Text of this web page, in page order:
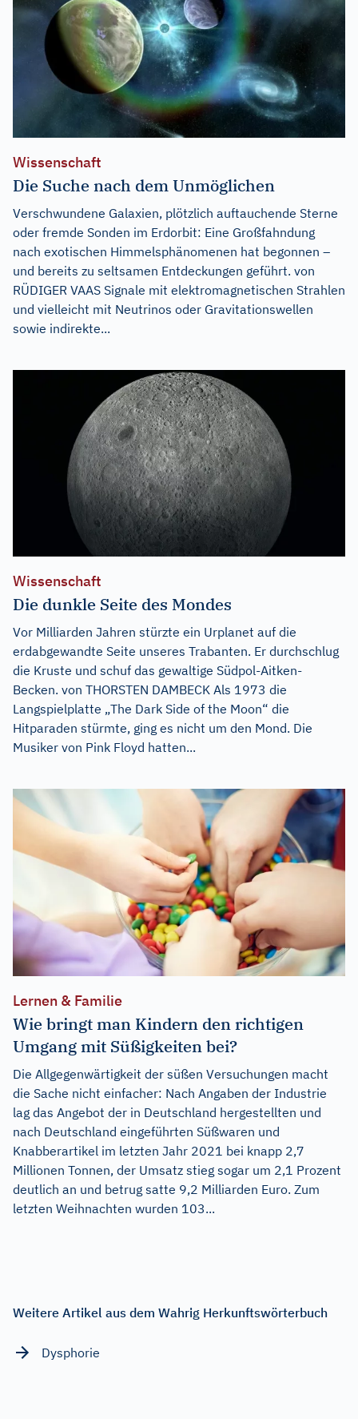
Wissenschaft
Die Suche nach dem Unmöglichen
Verschwundene Galaxien, plötzlich auftauchende Sterne
oder fremde Sonden im Erdorbit: Eine Großfahndung
nach exotischen Himmelsphänomenen hat begonnen –
und bereits zu seltsamen Entdeckungen geführt. von
RÜDIGER VAAS Signale mit elektromagnetischen Strahlen
und vielleicht mit Neutrinos oder Gravitationswellen
sowie indirekte...
Wissenschaft
Die dunkle Seite des Mondes
Vor Milliarden Jahren stürzte ein Urplanet auf die
erdabgewandte Seite unseres Trabanten. Er durchschlug
die Kruste und schuf das gewaltige Südpol-Aitken-
Becken. von THORSTEN DAMBECK Als 1973 die
Langspielplatte „The Dark Side of the Moon“ die
Hitparaden stürmte, ging es nicht um den Mond. Die
Musiker von Pink Floyd hatten...
Lernen & Familie
Wie bringt man Kindern den richtigen
Umgang mit Süßigkeiten bei?
Die Allgegenwärtigkeit der süßen Versuchungen macht
die Sache nicht einfacher: Nach Angaben der Industrie
lag das Angebot der in Deutschland hergestellten und
nach Deutschland eingeführten Süßwaren und
Knabberartikel im letzten Jahr 2021 bei knapp 2,7
Millionen Tonnen, der Umsatz stieg sogar um 2,1 Prozent
deutlich an und betrug satte 9,2 Milliarden Euro. Zum
letzten Weihnachten wurden 103...
Weitere Artikel aus dem Wahrig Herkunftswörterbuch
Dysphorie